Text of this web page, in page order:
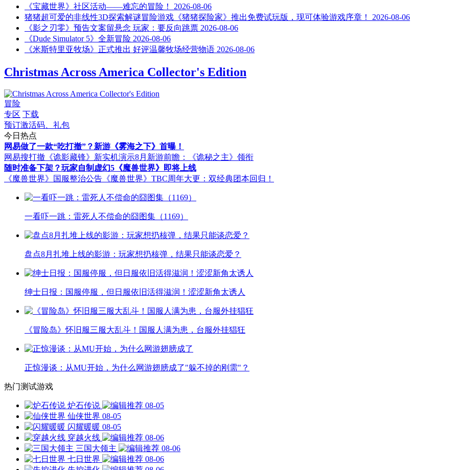
《宝藏世界》社区活动——难忘的冒险！
2026-08-06
猪猪超可爱的非线性3D探索解谜冒险游戏《猪猪探险家》推出免费试玩版，现可体验游戏序章！
2026-08-06
《影之刃零》预告文案留悬念 玩家：要反向跳票 2026-08-06
《Dude Simulator 5》全新冒险 2026-08-06
《米斯特里亚牧场》正式推出 好评温馨牧场经营物语 2026-08-06
Christmas Across America Collector's Edition
冒险
专区 下载
预订激活码、礼包
今日热点
网易做了一款“吃打撤”？新游《雾海之下》首曝！
网易搜打撤《诡影藏锋》新实机演示8月新游前瞻：《诡秘之主》领衔
随时准备下架？玩家自制虚幻5《魔兽世界》即将上线
《魔兽世界》国服整治公告 《魔兽世界》TBC周年大更：双经典团本回归！
一看吓一跳：雷死人不偿命的囧图集（1169）
盘点8月扎堆上线的影游：玩家想扔核弹，结果只能谈恋爱？
绅士日报：国服停服，但日服依旧活得滋润！涩涩新角太诱人
《冒险岛》怀旧服三服大乱斗！国服人满为患，台服外挂猖狂
正惊漫谈：从MU开始，为什么网游翅膀成了"躲不掉的刚需"？
热门测试游戏
炉石传说
08-05
仙侠世界 08-05
闪耀暖暖 08-05
穿越火线
08-06
三国大领主
08-06
七日世界
08-06